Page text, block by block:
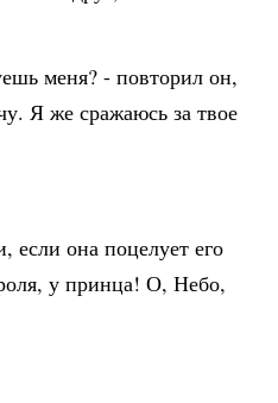
меня? - повторил он,
Я же сражаюсь за твое
если она поцелует его
у принца! О, Небо,